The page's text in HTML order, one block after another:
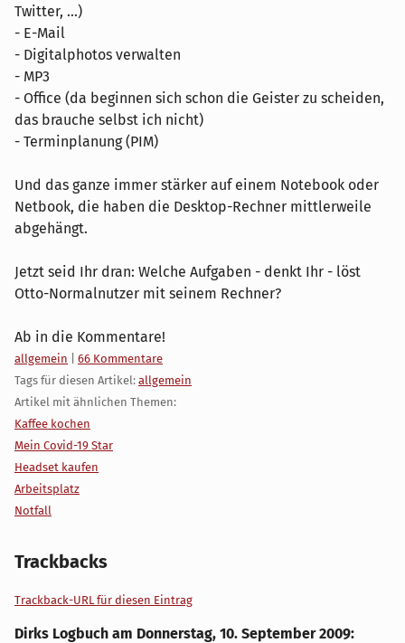
Twitter, ...)
- E-Mail
- Digitalphotos verwalten
- MP3
- Office (da beginnen sich schon die Geister zu scheiden,
das brauche selbst ich nicht)
- Terminplanung (PIM)
Und das ganze immer stärker auf einem Notebook oder
Netbook, die haben die Desktop-Rechner mittlerweile
abgehängt.
Jetzt seid Ihr dran: Welche Aufgaben - denkt Ihr - löst
Otto-Normalnutzer mit seinem Rechner?
Ab in die Kommentare!
Kategorien:
allgemein
66 Kommentare
Tags für diesen Artikel: allgemein
Artikel mit ähnlichen Themen:
Kaffee kochen
Mein Covid-19 Star
Headset kaufen
Arbeitsplatz
Notfall
Trackbacks
Trackback-URL für diesen Eintrag
Dirks Logbuch am Donnerstag, 10. September 2009: